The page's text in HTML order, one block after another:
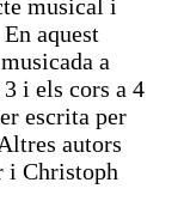
musical i
aquest
a
3 i els cors a 4
escrita per
autors
i Christoph